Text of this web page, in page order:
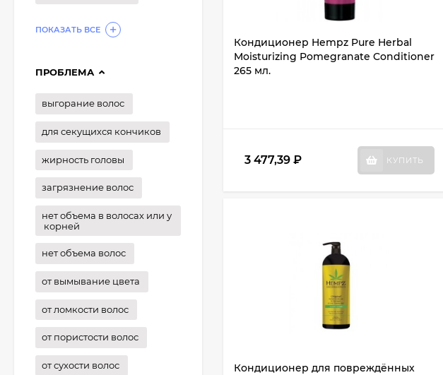
Кондиционер Hempz Pure Herbal
Moisturizing Pomegranate Conditioner
265 мл.
3 477,39 ₽ КУПИТЬ
Кондиционер для повреждённых
ПОКАЗАТЬ ВСЕ
ПРОБЛЕМА
выгорание волос
для секущихся кончиков
жирность головы
загрязнение волос
нет объема в волосах или у
корней
нет объема волос
от вымывание цвета
от ломкости волос
от пористости волос
от сухости волос